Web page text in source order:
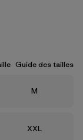
Guide des tailles
Taille
M
Taille
XXL